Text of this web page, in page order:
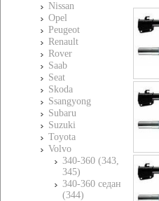
Nissan
Opel
Peugeot
Renault
Rover
Saab
Seat
Skoda
Ssangyong
Subaru
Suzuki
Toyota
Volvo
340-360 (343,
345)
340-360 седан
(344)